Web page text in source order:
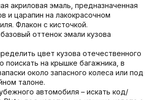
акриловая эмаль, предназначенная
и царапин на лакокрасочном
Флакон с кисточкой.
оттенок эмали кузова
цвет кузова отечественного
поискать на крышке багажника, в
около запасного колеса или под
талоне.
автомобиля – искать код/